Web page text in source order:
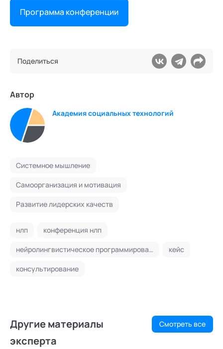
Программа конференции
Поделиться
Автор
Академия социальных технологий
Системное мышление
Самоорганизация и мотивация
Развитие лидерских качеств
нлп конференция нлп
нейролингвистическое программирование кейс
консультирование
Другие материалы
эксперта
Смотреть все